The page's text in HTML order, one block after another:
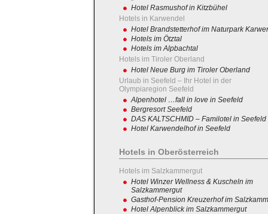
Hotel Rasmushof in Kitzbühel
Hotels in Karwendel
Hotel Brandstetterhof im Naturpark
Hotels im Ötztal
Hotels im Alpbachtal
Hotels im Tiroler Oberland
Hotel Neue Burg im Tiroler Oberland
Urlaub in Seefeld – Ihr Hotel in der
Olympiaregion Seefeld
Alpenhotel …fall in love in Seefeld
Bergresort Seefeld
DAS KALTSCHMID – Familotel in Seefeld
Hotel Karwendelhof in Seefeld
Hotels in Oberösterreich
Hotels im Salzkammergut
Hotel Winzer Wellness & Kuscheln im
Salzkammergut
Gasthof-Pension Kreuzerhof im
Hotel Alpenblick im Salzkammergut